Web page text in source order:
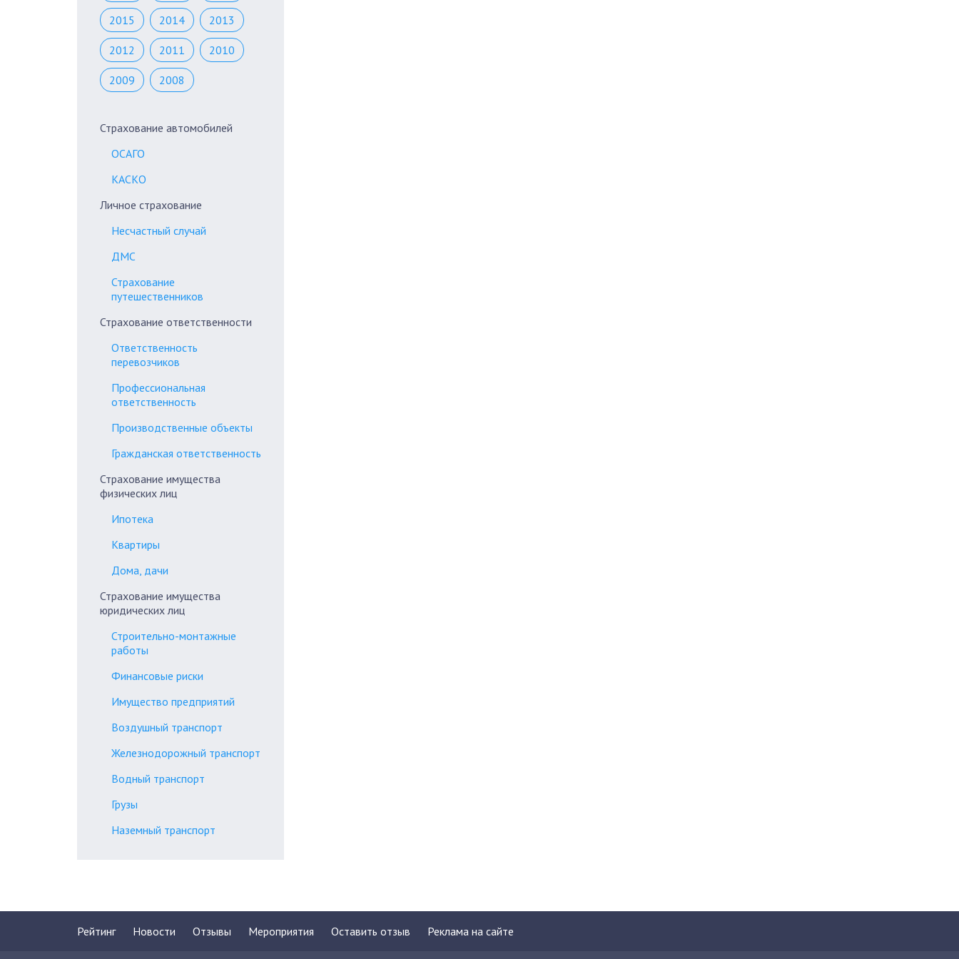
2015 2014 2013
2012 2011 2010
2009 2008
Страхование автомобилей
ОСАГО
КАСКО
Личное страхование
Несчастный случай
ДМС
Страхование
путешественников
Страхование ответственности
Ответственность
перевозчиков
Профессиональная
ответственность
Производственные объекты
Гражданская ответственность
Страхование имущества
физических лиц
Ипотека
Квартиры
Дома, дачи
Страхование имущества
юридических лиц
Строительно-монтажные
работы
Финансовые риски
Имущество предприятий
Воздушный транспорт
Железнодорожный транспорт
Водный транспорт
Грузы
Наземный транспорт
Рейтинг Новости Отзывы Мероприятия Оставить отзыв Реклама на сайте